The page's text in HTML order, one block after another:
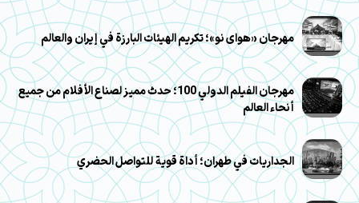
مهرجان «هوای نو»؛ تكريم الهيئات البارزة في إيران والعالم
مهرجان الفيلم الدولي 100؛ حدث مميز لصناع الأفلام من جميع
أنحاء العالم
الجداريات في طهران؛ أداة قوية للتواصل الحضري